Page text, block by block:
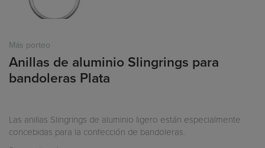
Más porteo
Anillas de aluminio Slingrings para
bandoleras Plata
Las anillas Slingrings de aluminio ligero están especialmente
concebidas para la confección de bandoleras.